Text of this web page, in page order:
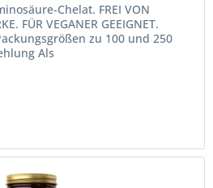
Chelat. FREI VON
FÜR VEGANER GEEIGNET.
zu 100 und 250
Als